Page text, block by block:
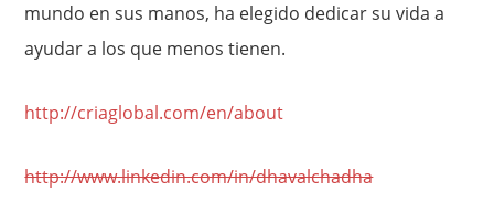
mundo en sus manos, ha elegido dedicar su vida a
ayudar a los que menos tienen.
http://criaglobal.com/en/about
http://www.linkedin.com/in/dhavalchadha